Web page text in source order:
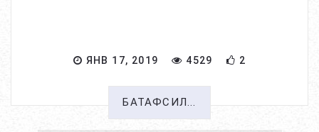
ЯНВ 17, 2019 4529 2
БАТАФСИЛ...